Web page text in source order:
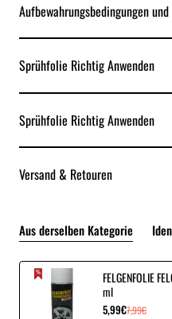
Aufbewahrungsbedingungen
Sprühfolie Richtig Anwenden
Sprühfolie Richtig Anwenden
Versand & Retouren
Aus derselben Kategorie
FELGENFOLIE
ml
5,99€7,99€